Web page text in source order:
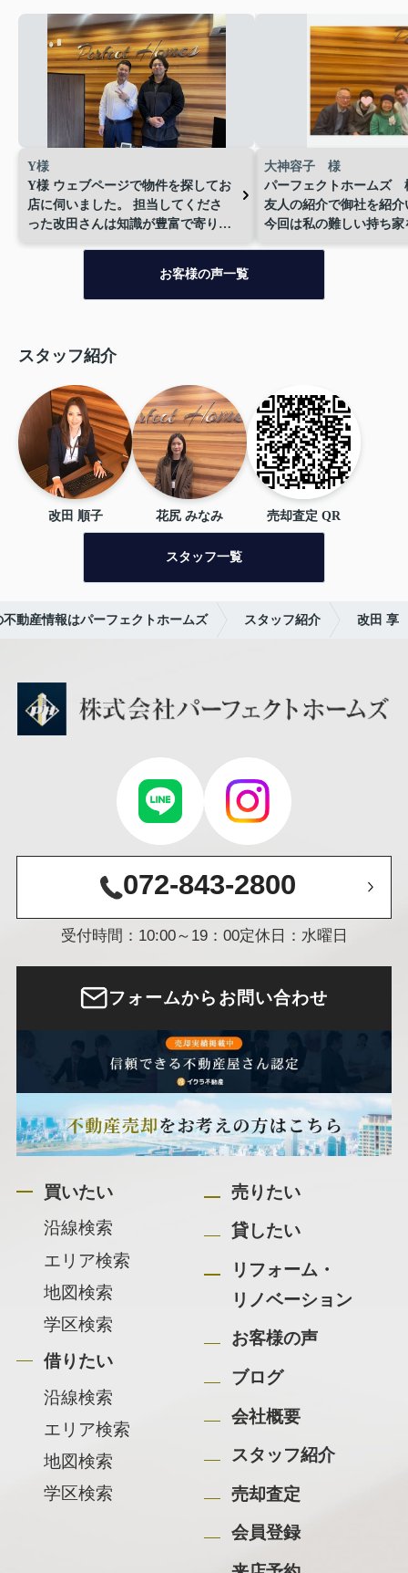
Y様
Y様 ウェブページで物件を探してお
店に伺いました。
担当してくださ
った改田さんは知識が豊富で寄り添
不動産特有の予算が
超えてしまう物件をすすめてくるよ
頼して入居までのプロセスを進める
をするなどあれば、ぜひ次回も担当
をお願いしたいです。また住居を
お探しされている方は、電話だけで
なく是非パーフェクトホームズの店
舗に お越しになることをおすすめ
します。改田さんや従業員の方々
の人柄や仕事への情熱に満足して物
件を見つけられると思います。今回
入居まで丁寧のサポートしていただ
大神容子 様
パーフェクトホームズ
友人の紹介で御社を紹介
今回は私の難しい持ち家
ります。 社長様の男気
お客様の声一覧
スタッフ紹介
改田 順子 花尻 みなみ 売却査定 QR
スタッフ一覧
不動産情報はパーフェクトホームズ スタッフ紹介 改田 享
072-843-2800
受付時間：10:00～19：00定休日：水曜日
フォームからお問い合わせ
買いたい
沿線検索
エリア検索
地図検索
学区検索
借りたい
沿線検索
エリア検索
地図検索
学区検索
売りたい
貸したい
リフォーム・
リノベーション
お客様の声
ブログ
会社概要
スタッフ紹介
売却査定
会員登録